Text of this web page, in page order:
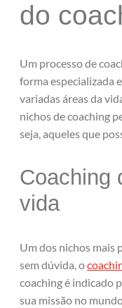
do
Um processo de
forma especializada
variadas áreas da
nichos de coaching
seja, aqueles que
Coaching
vida
Um dos nichos mais
sem dúvida, o
coaching é indicado
sua missão no